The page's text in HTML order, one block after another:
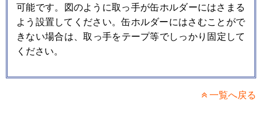
可能です。図のように取っ手が缶ホルダーにはさまる
よう設置してください。缶ホルダーにはさむことがで
きない場合は、取っ手をテープ等でしっかり固定して
ください。
一覧へ戻る